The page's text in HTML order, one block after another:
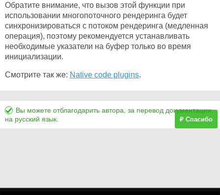
Обратите внимание, что вызов этой функции при
использовании многопоточного рендеринга будет
синхронизироваться с потоком рендеринга (медленная
операция), поэтому рекомендуется устанавливать
необходимые указатели на буфер только во время
инициализации.
Смотрите так же: Native code plugins.
Вы можете отблагодарить автора, за перевод документации
на русский язык.
₽ Спасибо